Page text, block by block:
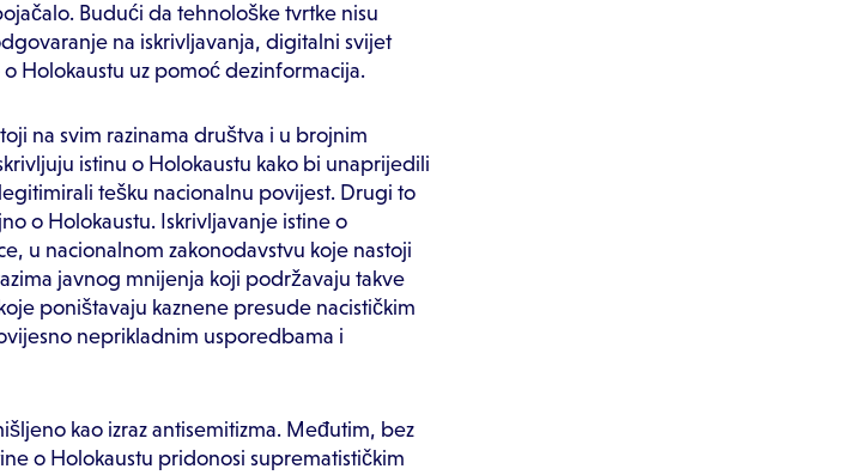
Budući da tehnološke tvrtke nisu
na iskrivljavanja, digitalni svijet
Holokaustu uz pomoć dezinformacija.
na svim razinama društva i u brojnim
istinu o Holokaustu kako bi unaprijedili
tešku nacionalnu povijest. Drugi to
o Holokaustu. Iskrivljavanje istine o
u nacionalnom zakonodavstvu koje nastoji
javnog mnijenja koji podržavaju takve
poništavaju kaznene presude nacističkim
neprikladnim usporedbama i
kao izraz antisemitizma. Međutim, bez
o Holokaustu pridonosi suprematističkim